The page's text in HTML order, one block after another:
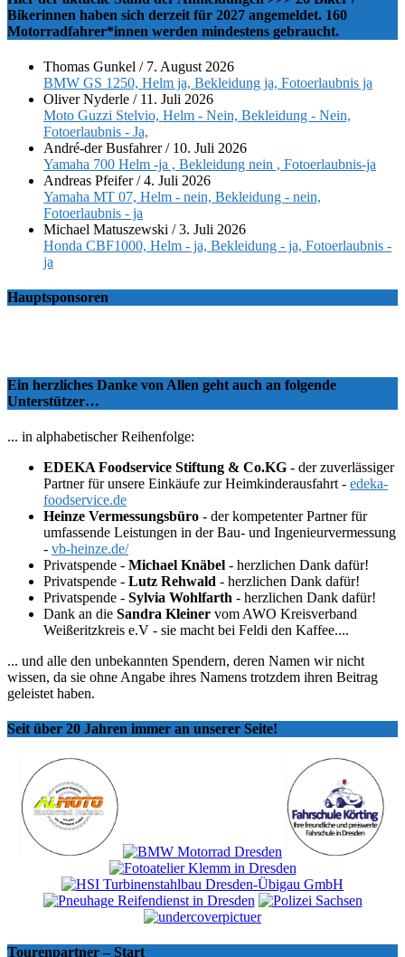
Bikerinnen haben sich derzeit für 2027 angemeldet. 160
Motorradfahrer*innen werden mindestens gebraucht.
Thomas Gunkel / 7. August 2026
BMW GS 1250, Helm ja, Bekleidung ja, Fotoerlaubnis ja
Oliver Nyderle / 11. Juli 2026
Moto Guzzi Stelvio, Helm - Nein, Bekleidung - Nein,
Fotoerlaubnis - Ja,
André-der Busfahrer/ 10. Juli 2026
Yamaha 700 Helm -ja , Bekleidung nein , Fotoerlaubnis-ja
Andreas Pfeifer/4. Juli 2026
Yamaha MT 07, Helm - nein, Bekleidung - nein,
Fotoerlaubnis - ja
Michael Matuszewski /3. Juli 2026
Honda CBF1000, Helm - ja, Bekleidung - ja, Fotoerlaubnis -
ja
Hauptsponsoren
Ein herzliches Danke von Allen geht auch an folgende
Unterstützer…
... in alphabetischer Reihenfolge:
EDEKA Foodservice Stiftung & Co.KG - der zuverlässiger
Partner für unsere Einkäufe zur Heimkinderausfahrt - edeka-
foodservice.de
Heinze Vermessungsbüro - der kompetenter Partner für
umfassende Leistungen in der Bau- und Ingenieurvermessung
- vb-heinze.de/
Privatspende - Michael Knäbel - herzlichen Dank dafür!
Privatspende - Lutz Rehwald - herzlichen Dank dafür!
Privatspende - Sylvia Wohlfarth - herzlichen Dank dafür!
Dank an die Sandra Kleiner vom AWO Kreisverband
Weißeritzkreis e.V - sie macht bei Feldi den Kaffee....
... und alle den unbekannten Spendern, deren Namen wir nicht
wissen, da sie ohne Angabe ihres Namens trotzdem ihren Beitrag
geleistet haben.
Seit über 20 Jahren immer an unserer Seite!
Tourenpartner – Start